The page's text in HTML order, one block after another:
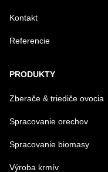
Odoslať
Kontakt
Referencie
PRODUKTY
Zberače & triediče ovocia
Spracovanie orechov
Spracovanie biomasy
Výroba krmív